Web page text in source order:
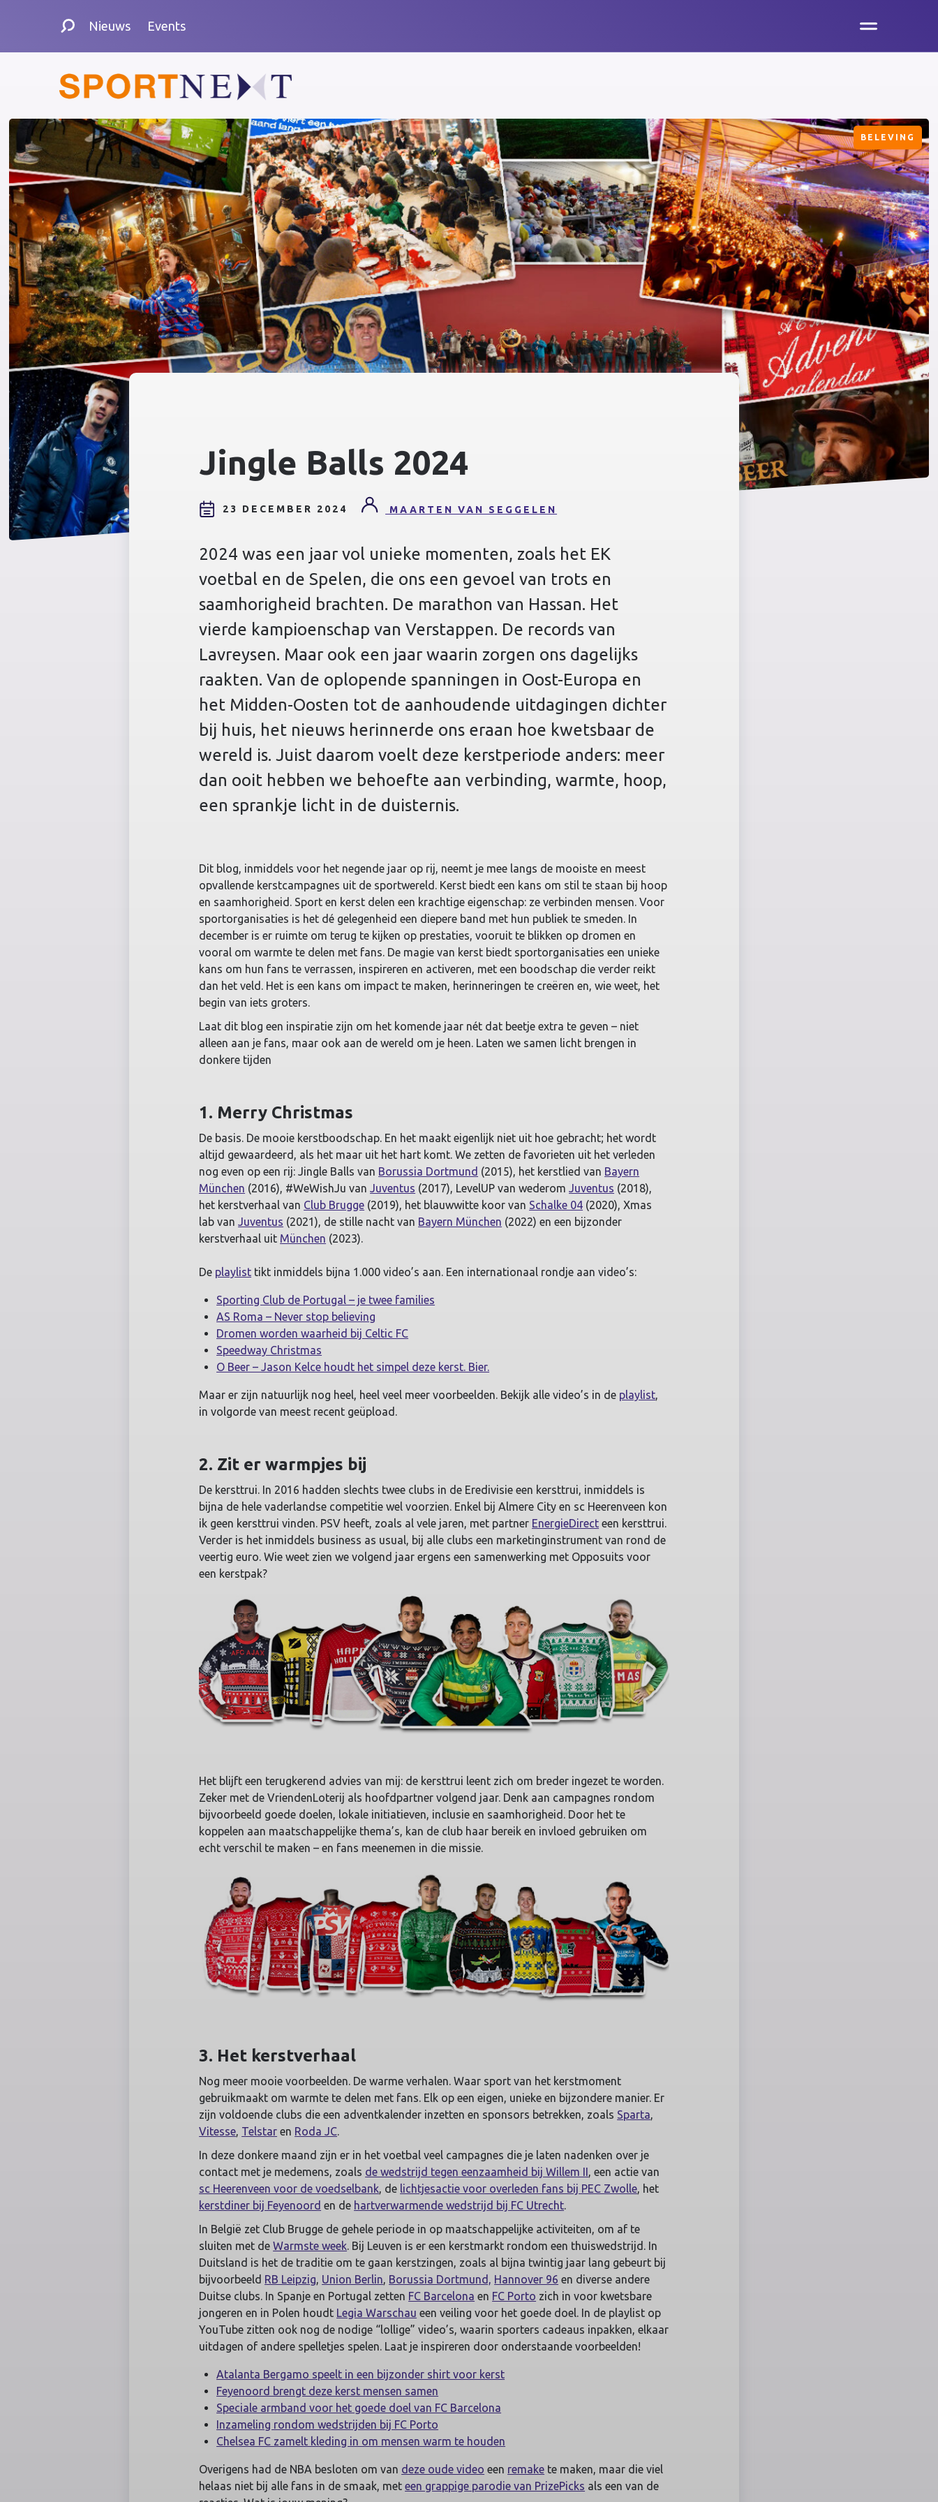
Nieuws Events
BELEVING
Jingle Balls 2024
23 DECEMBER 2024 MAARTEN VAN SEGGELEN
2024 was een jaar vol unieke momenten, zoals het EK
voetbal en de Spelen, die ons een gevoel van trots en
saamhorigheid brachten. De marathon van Hassan. Het
vierde kampioenschap van Verstappen. De records van
Lavreysen. Maar ook een jaar waarin zorgen ons dagelijks
raakten. Van de oplopende spanningen in Oost-Europa en
het Midden-Oosten tot de aanhoudende uitdagingen dichter
bij huis, het nieuws herinnerde ons eraan hoe kwetsbaar de
wereld is. Juist daarom voelt deze kerstperiode anders: meer
dan ooit hebben we behoefte aan verbinding, warmte, hoop,
een sprankje licht in de duisternis.
Dit blog, inmiddels voor het negende jaar op rij, neemt je mee langs de mooiste en meest
opvallende kerstcampagnes uit de sportwereld. Kerst biedt een kans om stil te staan bij hoop
en saamhorigheid. Sport en kerst delen een krachtige eigenschap: ze verbinden mensen. Voor
sportorganisaties is het dé gelegenheid een diepere band met hun publiek te smeden. In
december is er ruimte om terug te kijken op prestaties, vooruit te blikken op dromen en
vooral om warmte te delen met fans. De magie van kerst biedt sportorganisaties een unieke
kans om hun fans te verrassen, inspireren en activeren, met een boodschap die verder reikt
dan het veld. Het is een kans om impact te maken, herinneringen te creëren en, wie weet, het
begin van iets groters.
Laat dit blog een inspiratie zijn om het komende jaar nét dat beetje extra te geven – niet
alleen aan je fans, maar ook aan de wereld om je heen. Laten we samen licht brengen in
donkere tijden
1. Merry Christmas
De basis. De mooie kerstboodschap. En het maakt eigenlijk niet uit hoe gebracht; het wordt
altijd gewaardeerd, als het maar uit het hart komt. We zetten de favorieten uit het verleden
nog even op een rij: Jingle Balls van Borussia Dortmund (2015), het kerstlied van Bayern
München (2016), #WeWishJu vanJuventus (2017), LevelUP van wederomJuventus (2018),
het kerstverhaal van Club Brugge (2019), het blauwwitte koor van Schalke 04 (2020), Xmas
lab vanJuventus (2021), de stille nacht van Bayern München (2022) en een bijzonder
kerstverhaal uit München (2023).
De playlist tikt inmiddels bijna 1.000 video’s aan. Een internationaal rondje aan video’s:
Sporting Club de Portugal – je twee families
AS Roma – Never stop believing
Dromen worden waarheid bij Celtic FC
Speedway Christmas
O Beer – Jason Kelce houdt het simpel deze kerst. Bier.
Maar er zijn natuurlijk nog heel, heel veel meer voorbeelden. Bekijk alle video’s in de playlist,
in volgorde van meest recent geüpload.
2. Zit er warmpjes bij
De kersttrui. In 2016 hadden slechts twee clubs in de Eredivisie een kersttrui, inmiddels is
bijna de hele vaderlandse competitie wel voorzien. Enkel bij Almere City en sc Heerenveen kon
ik geen kersttrui vinden. PSV heeft, zoals al vele jaren, met partner EnergieDirect een kersttrui.
Verder is het inmiddels business as usual, bij alle clubs een marketinginstrument van rond de
veertig euro. Wie weet zien we volgend jaar ergens een samenwerking met Opposuits voor
een kerstpak?
Het blijft een terugkerend advies van mij: de kersttrui leent zich om breder ingezet te worden.
Zeker met de VriendenLoterij als hoofdpartner volgend jaar. Denk aan campagnes rondom
bijvoorbeeld goede doelen, lokale initiatieven, inclusie en saamhorigheid. Door het te
koppelen aan maatschappelijke thema’s, kan de club haar bereik en invloed gebruiken om
echt verschil te maken – en fans meenemen in die missie.
3. Het kerstverhaal
Nog meer mooie voorbeelden. De warme verhalen. Waar sport van het kerstmoment
gebruikmaakt om warmte te delen met fans. Elk op een eigen, unieke en bijzondere manier. Er
zijn voldoende clubs die een adventkalender inzetten en sponsors betrekken, zoals Sparta,
Vitesse, Telstar en Roda JC.
In deze donkere maand zijn er in het voetbal veel campagnes die je laten nadenken over je
contact met je medemens, zoals de wedstrijd tegen eenzaamheid bij Willem II, een actie van
sc Heerenveen voor de voedselbank, de lichtjesactie voor overleden fans bij PEC Zwolle, het
kerstdiner bij Feyenoord en de hartverwarmende wedstrijd bij FC Utrecht.
In België zet Club Brugge de gehele periode in op maatschappelijke activiteiten, om af te
sluiten met deWarmste week. Bij Leuven is er een kerstmarkt rondom een thuiswedstrijd. In
Duitsland is het de traditie om te gaan kerstzingen, zoals al bijna twintig jaar lang gebeurt bij
bijvoorbeeld RB Leipzig, Union Berlin, Borussia Dortmund, Hannover 96 en diverse andere
Duitse clubs. In Spanje en Portugal zetten FC Barcelona en FC Porto zich in voor kwetsbare
jongeren en in Polen houdt Legia Warschau een veiling voor het goede doel. In de playlist op
YouTube zitten ook nog de nodige “lollige” video’s, waarin sporters cadeaus inpakken, elkaar
uitdagen of andere spelletjes spelen. Laat je inspireren door onderstaande voorbeelden!
Atalanta Bergamo speelt in een bijzonder shirt voor kerst
Feyenoord brengt deze kerst mensen samen
Speciale armband voor het goede doel van FC Barcelona
Inzameling rondom wedstrijden bij FC Porto
Chelsea FC zamelt kleding in om mensen warm te houden
Overigens had de NBA besloten om van deze oude video een remake te maken, maar die viel
helaas niet bij alle fans in de smaak, meteen grappige parodie van PrizePicks als een van de